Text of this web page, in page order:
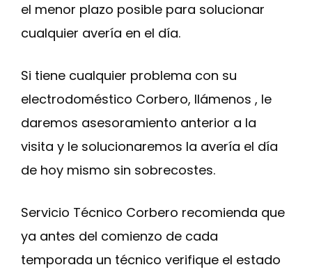
el menor plazo posible para solucionar
cualquier avería en el día.
Si tiene cualquier problema con su
electrodoméstico Corbero, llámenos , le
daremos asesoramiento anterior a la
visita y le solucionaremos la avería el día
de hoy mismo sin sobrecostes.
Servicio Técnico Corbero recomienda que
ya antes del comienzo de cada
temporada un técnico verifique el estado